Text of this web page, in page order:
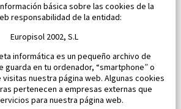
37 M2básica sobre las cookies de la
responsabilidad de la entidad:
Europisol 2002, S.L
informática es un pequeño archivo de
guarda en tu ordenador, “smartphone” o
nuestra página web. Algunas cookies
pertenecen a empresas externas que
para nuestra página web.